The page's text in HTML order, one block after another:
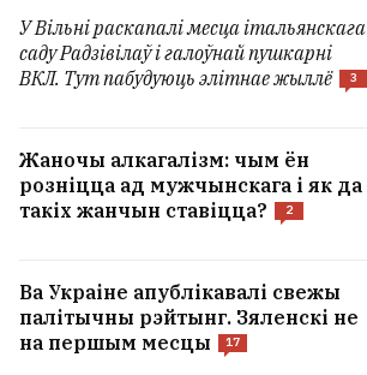
У Вільні раскапалі месца італьянскага
саду Радзівілаў і галоўнай пушкарні
ВКЛ. Тут пабудуюць элітнае жыллё
3
Жаночы алкагалізм: чым ён
розніцца ад мужчынскага і як да
такіх жанчын ставіцца?
2
Ва Украіне апублікавалі свежы
палітычны рэйтынг. Зяленскі не
на першым месцы
17